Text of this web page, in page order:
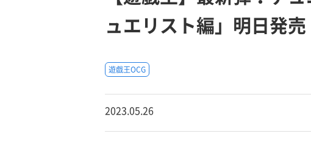
ュエリスト編」明日発売
遊戯王OCG
2023.05.26